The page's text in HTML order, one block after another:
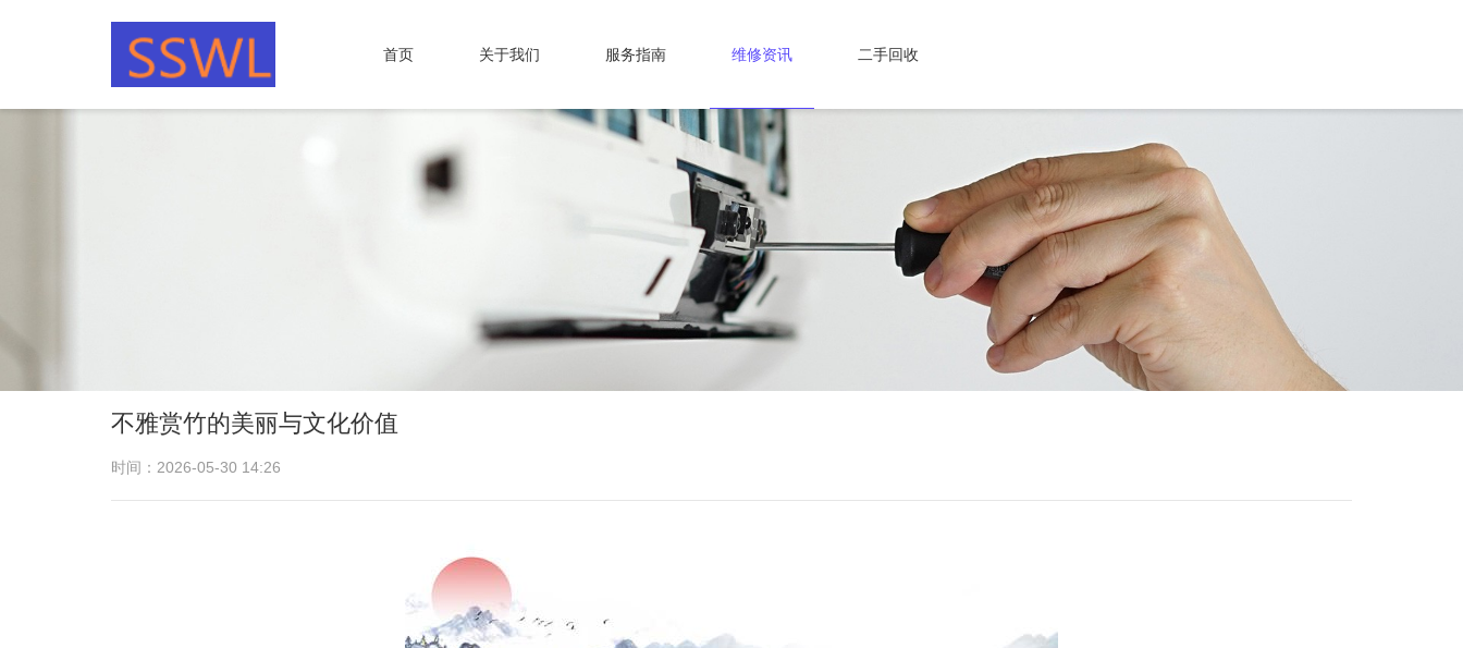
首页 关于我们 服务指南 维修资讯 二手回收
不雅赏竹的美丽与文化价值
时间：2026-05-30 14:26